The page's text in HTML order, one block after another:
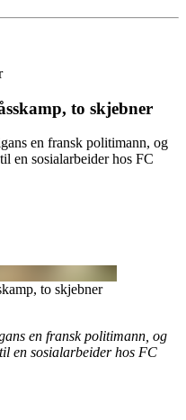
to skjebner
en fransk politimann, og
en sosialarbeider hos FC
to skjebner
en fransk politimann, og
en sosialarbeider hos FC